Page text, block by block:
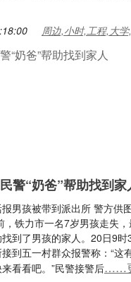
周边,小时,工程,大
警“奶爸”帮助找到家
男孩被带到派出所 警方供
，铁力市一名7岁男孩走失
到了男孩的家人。20日9
到五一村群众报警称：“这
看看吧。”民警接警后……